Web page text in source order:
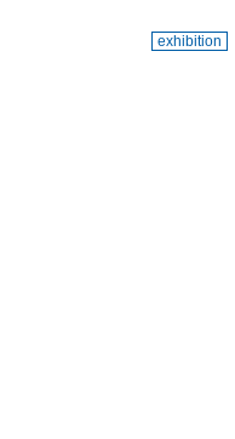
exhibition